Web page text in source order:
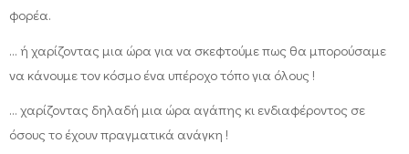
φορέα.
… ή χαρίζοντας μια ώρα για να σκεφτούμε πως θα μπορούσαμε
να κάνουμε τον κόσμο ένα υπέροχο τόπο για όλους !
… χαρίζοντας δηλαδή μια ώρα αγάπης κι ενδιαφέροντος σε
όσους το έχουν πραγματικά ανάγκη !